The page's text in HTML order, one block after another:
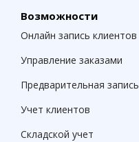
Возможности
Онлайн запись клиентов
Управление заказами
Предварительная запись
Учет клиентов
Складской учет